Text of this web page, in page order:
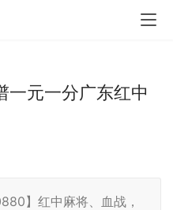
一元一分广东红中
】红中麻将、血战，